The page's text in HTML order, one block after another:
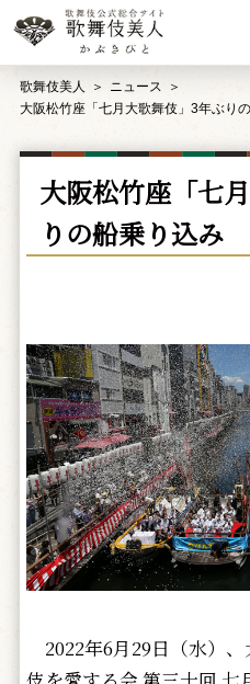
歌舞伎美人
ニュース
大阪松竹座「七月大歌舞伎」3年ぶり
大阪松竹座「七
りの船乗り込み
2022年6月29日（水）